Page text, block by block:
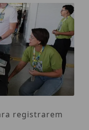
registrarem